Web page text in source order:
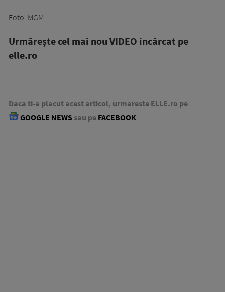
Foto: MGM
Urmăreşte cel mai nou VIDEO incărcat pe
elle.ro
Daca ti-a placut acest articol, urmareste ELLE.ro pe
GOOGLE NEWS sau pe FACEBOOK